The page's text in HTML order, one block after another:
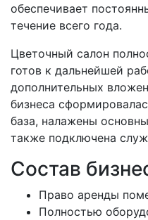
обеспечивает
течение всего года.
Цветочный салон
готов к дальнейшей
дополнительных
бизнеса
база, налажены
также подключена
Состав
Право аренды
Полностью